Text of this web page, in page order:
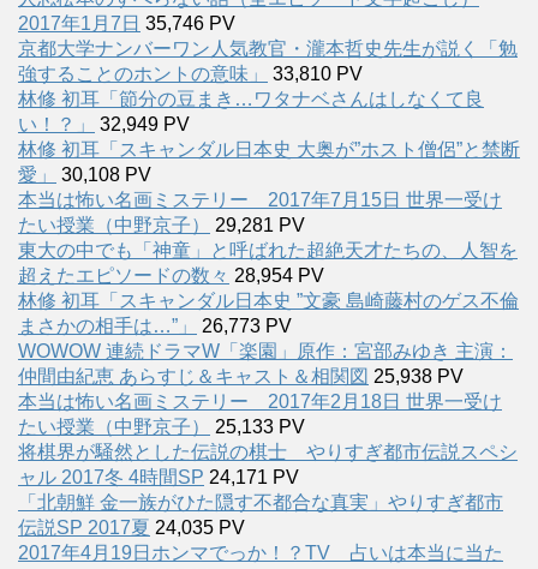
2017年1月7日 35,746 PV
京都大学ナンバーワン人気教官・瀧本哲史先生が説く「勉
強することのホントの意味」
33,810 PV
林修 初耳「節分の豆まき…ワタナベさんはしなくて良
い！？」
32,949 PV
林修 初耳「スキャンダル日本史 大奥が”ホスト僧侶”と禁断
愛」
30,108 PV
本当は怖い名画ミステリー 2017年7月15日 世界一受け
たい授業（中野京子）
29,281 PV
東大の中でも「神童」と呼ばれた超絶天才たちの、人智を
超えたエピソードの数々 28,954 PV
林修 初耳「スキャンダル日本史 ”文豪 島崎藤村のゲス不倫
まさかの相手は…”」
26,773 PV
WOWOW 連続ドラマW「楽園」原作：宮部みゆき 主演：
仲間由紀恵 あらすじ＆キャスト＆相関図 25,938 PV
本当は怖い名画ミステリー 2017年2月18日 世界一受け
たい授業（中野京子）
25,133 PV
将棋界が騒然とした伝説の棋士 やりすぎ都市伝説スペシ
ャル 2017冬 4時間SP 24,171 PV
「北朝鮮 金一族がひた隠す不都合な真実」やりすぎ都市
伝説SP 2017夏 24,035 PV
2017年4月19日ホンマでっか！？TV 占いは本当に当た